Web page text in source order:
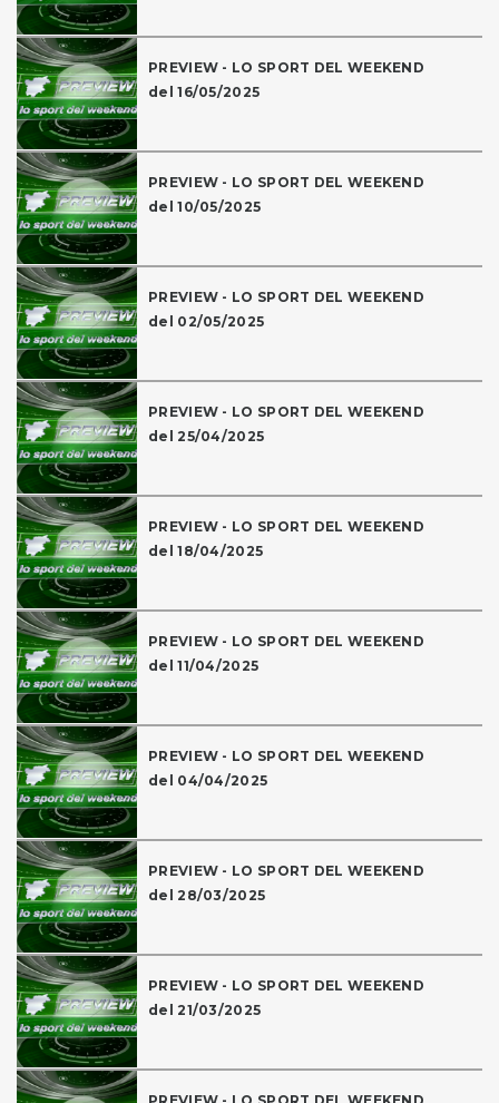
PREVIEW - LO SPORT DEL WEEKEND
del 16/05/2025
PREVIEW - LO SPORT DEL WEEKEND
del 10/05/2025
PREVIEW - LO SPORT DEL WEEKEND
del 02/05/2025
PREVIEW - LO SPORT DEL WEEKEND
del 25/04/2025
PREVIEW - LO SPORT DEL WEEKEND
del 18/04/2025
PREVIEW - LO SPORT DEL WEEKEND
del 11/04/2025
PREVIEW - LO SPORT DEL WEEKEND
del 04/04/2025
PREVIEW - LO SPORT DEL WEEKEND
del 28/03/2025
PREVIEW - LO SPORT DEL WEEKEND
del 21/03/2025